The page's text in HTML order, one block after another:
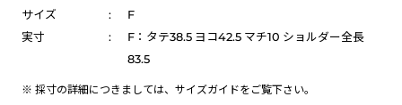
サイズ
:
F
実寸
:
F：タテ38.5 ヨコ42.5 マチ10 ショルダー全長
83.5
※ 採寸の詳細につきましては、 サイズガイドをご覧下さい。